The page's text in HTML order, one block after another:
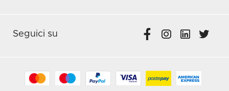
Seguici su